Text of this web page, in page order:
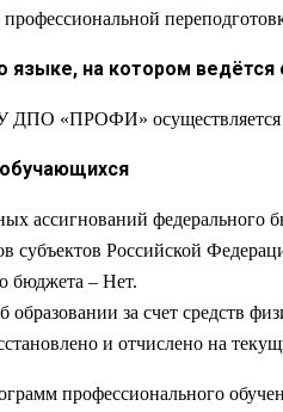
языке, на котором ведётся
«ПРОФИ» осуществляется
ассигнований федерального
субъектов Российской
бюджета – Нет.
образовании за счет средств
и отчислено на
профессионального